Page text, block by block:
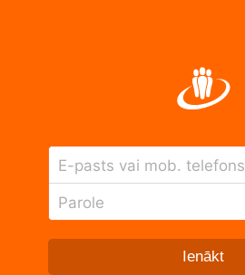
E-pasts vai mob. telefons
Parole
Ienākt